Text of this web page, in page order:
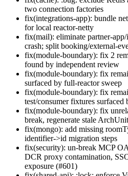
two connection factories
fix(integrations-app): bundle
for local reactor-netty
fix(mail): eliminate partner-
crash; split booking/external-
fix(module-boundary): fix 2
found by independent review
fix(module-boundary): fix
surfaced by full-reactor sweep
fix(module-boundary): fix
test/consumer fixtures
fix(module-boundary): fix
break, regenerate stale
fix(mongo): add missing
identifier->id migration steps
fix(security): un-break MCP
DCR proxy contamination,
exposure (#601)